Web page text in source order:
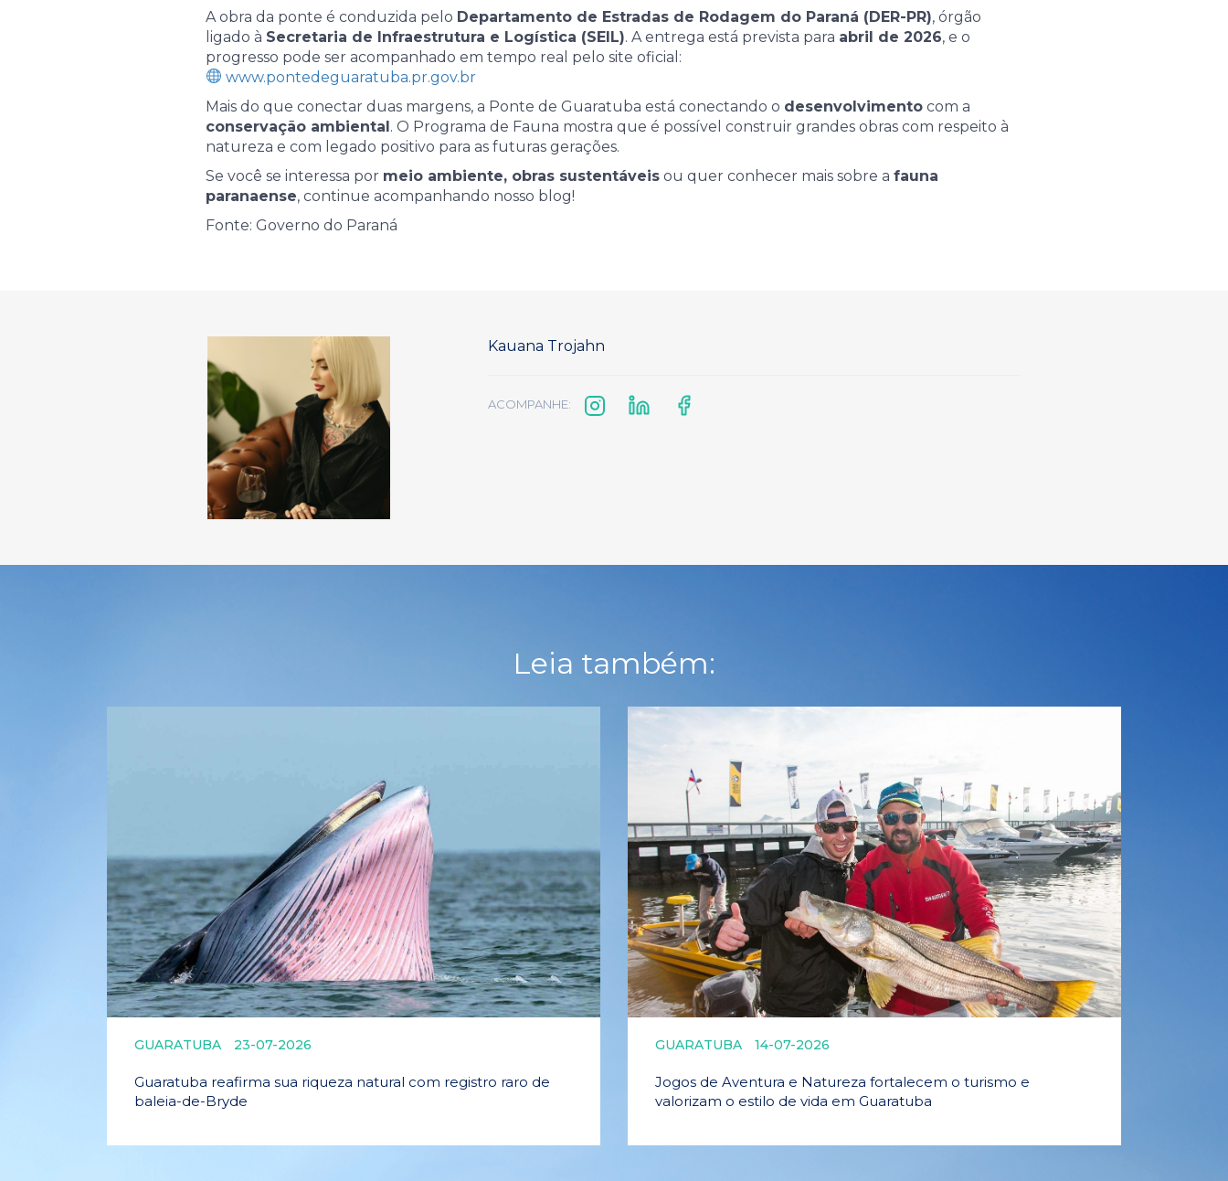
A obra da ponte é conduzida pelo Departamento de Estradas de Rodagem do Paraná (DER-PR), órgão
ligado à Secretaria de Infraestrutura e Logística (SEIL). A entrega está prevista para abril de 2026, e o
progresso pode ser acompanhado em tempo real pelo site oficial:
www.pontedeguaratuba.pr.gov.br
Mais do que conectar duas margens, a Ponte de Guaratuba está conectando o desenvolvimentocom a
conservação ambiental. O Programa de Fauna mostra que é possível construir grandes obras com respeito à
natureza e com legado positivo para as futuras gerações.
Se você se interessa por meio ambiente, obras sustentáveisou quer conhecer mais sobre a fauna
paranaense, continue acompanhando nosso blog!
Fonte: Governo do Paraná
Kauana Trojahn
ACOMPANHE:
Leia também:
GUARATUBA 23-07-2026
Guaratuba reafirma sua riqueza natural com registro raro de
baleia-de-Bryde
GUARATUBA 14-07-2026
Jogos de Aventura e Natureza fortalecem o turismo e
valorizam o estilo de vida em Guaratuba